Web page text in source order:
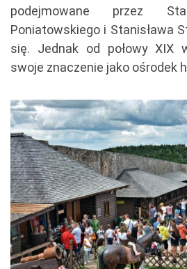
podejmowane przez
Poniatowskiego i Stanisława
się. Jednak od połowy XIX
swoje znaczenie jako ośrodek